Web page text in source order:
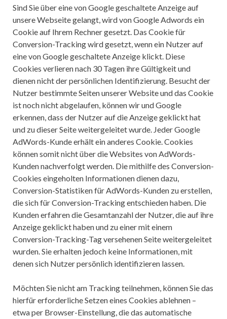
Sind Sie über eine von Google geschaltete Anzeige auf
unsere Webseite gelangt, wird von Google Adwords ein
Cookie auf Ihrem Rechner gesetzt. Das Cookie für
Conversion-Tracking wird gesetzt, wenn ein Nutzer auf
eine von Google geschaltete Anzeige klickt. Diese
Cookies verlieren nach 30 Tagen ihre Gültigkeit und
dienen nicht der persönlichen Identifizierung. Besucht der
Nutzer bestimmte Seiten unserer Website und das Cookie
ist noch nicht abgelaufen, können wir und Google
erkennen, dass der Nutzer auf die Anzeige geklickt hat
und zu dieser Seite weitergeleitet wurde. Jeder Google
AdWords-Kunde erhält ein anderes Cookie. Cookies
können somit nicht über die Websites von AdWords-
Kunden nachverfolgt werden. Die mithilfe des Conversion-
Cookies eingeholten Informationen dienen dazu,
Conversion-Statistiken für AdWords-Kunden zu erstellen,
die sich für Conversion-Tracking entschieden haben. Die
Kunden erfahren die Gesamtanzahl der Nutzer, die auf ihre
Anzeige geklickt haben und zu einer mit einem
Conversion-Tracking-Tag versehenen Seite weitergeleitet
wurden. Sie erhalten jedoch keine Informationen, mit
denen sich Nutzer persönlich identifizieren lassen.
Möchten Sie nicht am Tracking teilnehmen, können Sie das
hierfür erforderliche Setzen eines Cookies ablehnen –
etwa per Browser-Einstellung, die das automatische